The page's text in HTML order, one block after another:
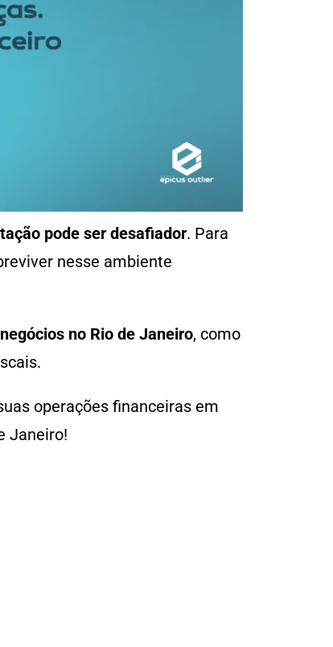
pode ser desafiador. Para
nesse ambiente
no Rio de Janeiro, como
operações financeiras em
Janeiro!